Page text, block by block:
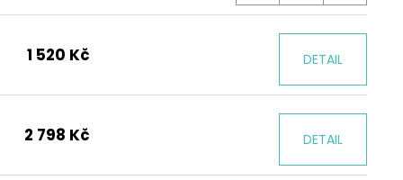
1 520 Kč DETAIL
2 798 Kč DETAIL